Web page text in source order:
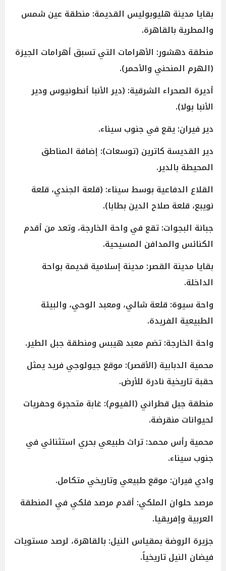
بقايا مدينة هليوبوليس القديمة: منطقة عين شمس
والمطرية بالقاهرة.
منطقة دهشور: الأهرامات التي تسبق أهرامات الجيزة
(الهرم المنحني والأحمر).
أديرة الصحراء الشرقية: (دير الأنبا أنطونيوس ودير
الأنبا بولا).
دير فيران: يقع في جنوب سيناء.
دير القديسة كاترين (توسعات): إضافة المناطق
المحيطة بالدير.
القلاع الدفاعية بوسط سيناء: (قلعة الجندي، قلعة
نويبع، قلعة صلاح الدين بطابا).
جبانة البجوات: تقع في واحة الخارجة، وتعد من أقدم
الكنائس والمدافن المسيحية.
بقايا مدينة القصر: مدينة إسلامية قديمة بواحة
الداخلة.
واحة سيوة: قلعة شالي، ومعبد الوحي، والبيئة
الطبيعية الفريدة.
واحة الخارجة: تضم معبد هيبس ومنطقة جبل الطير.
محمية الدبابية (الأقصر): موقع جيولوجي فريد يمثل
حقبة تاريخية نادرة للأرض.
منطقة جبل قطراني (الفيوم): غابة متحجرة وحفريات
لحيوانات منقرضة.
محمية رأس محمد: تراث طبيعي بحري استثنائي في
جنوب سيناء.
وادي فيران: موقع طبيعي وتاريخي متكامل.
مرصد حلوان الملكي: أقدم مرصد فلكي في المنطقة
العربية وإفريقيا.
جزيرة الروضة بمقياس النيل: بالقاهرة، لرصد مستويات
فيضان النيل تاريخياً.